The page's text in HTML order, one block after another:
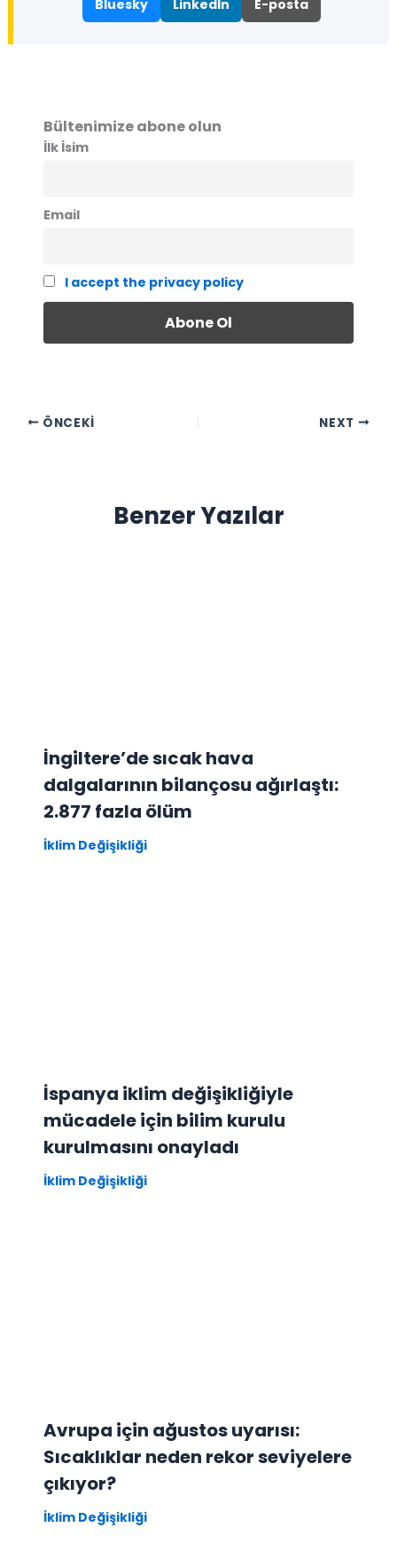
Bluesky LinkedIn E-posta
Bültenimize abone olun
İlk İsim
Email
I accept the privacy policy
ÖNCEKI NEXT
Benzer Yazılar
İngiltere’de sıcak hava
dalgalarının bilançosu ağırlaştı:
2.877 fazla ölüm
İklim Değişikliği
İspanya iklim değişikliğiyle
mücadele için bilim kurulu
kurulmasını onayladı
İklim Değişikliği
Avrupa için ağustos uyarısı:
Sıcaklıklar neden rekor seviyelere
çıkıyor?
İklim Değişikliği